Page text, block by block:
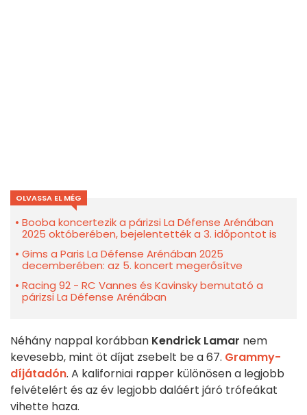
OLVASSA EL MÉG
Booba koncertezik a párizsi La Défense Arénában
2025 októberében, bejelentették a 3. időpontot is
Gims a Paris La Défense Arénában 2025
decemberében: az 5. koncert megerősítve
Racing 92 - RC Vannes és Kavinsky bemutató a
párizsi La Défense Arénában
Néhány nappal korábban Kendrick Lamar nem
kevesebb, mint öt díjat zsebelt be a 67. Grammy-
díjátadón. A kaliforniai rapper különösen a legjobb
felvételért és az év legjobb daláért járó trófeákat
vihette haza.